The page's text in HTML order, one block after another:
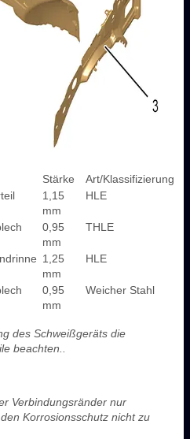
Stärke
Art/Klassifizierung
1,15
mm
HLE
0,95
mm
THLE
1,25
mm
HLE
0,95
mm
Weicher Stahl
des Schweißgeräts die
beachten..
Verbindungsränder nur
Korrosionsschutz nicht zu